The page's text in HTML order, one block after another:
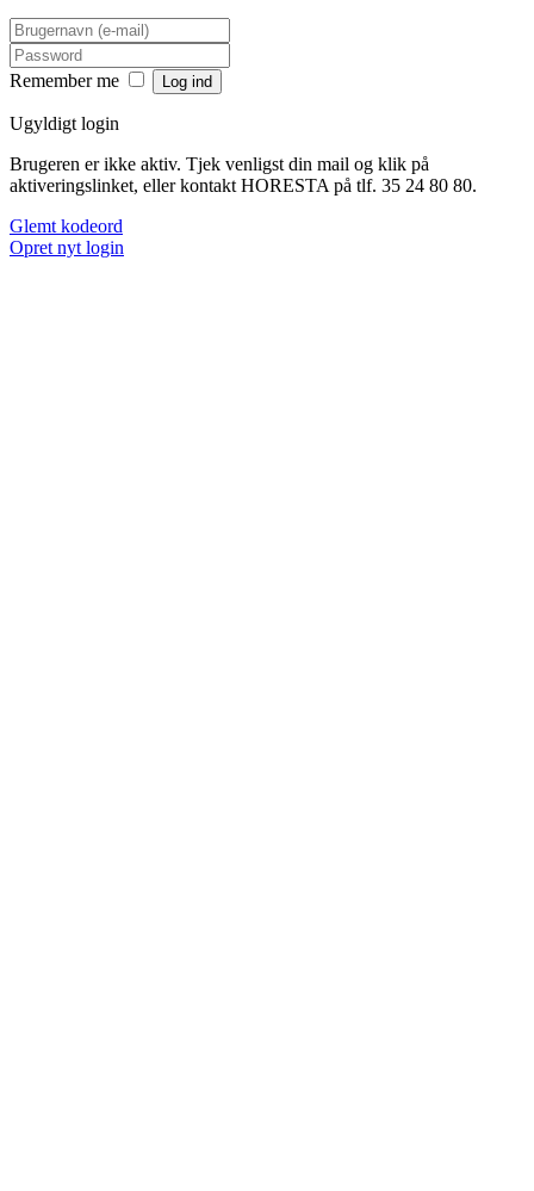
Remember me
Ugyldigt login
Brugeren er ikke aktiv. Tjek venligst din mail og klik på
aktiveringslinket, eller kontakt HORESTA på tlf. 35 24 80 80.
Glemt kodeord
Opret nyt login